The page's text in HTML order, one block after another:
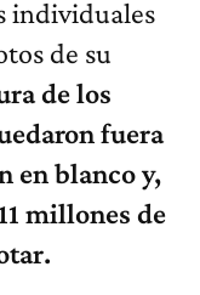
individuales
de su
de los
fuera
en blanco y,
millones de